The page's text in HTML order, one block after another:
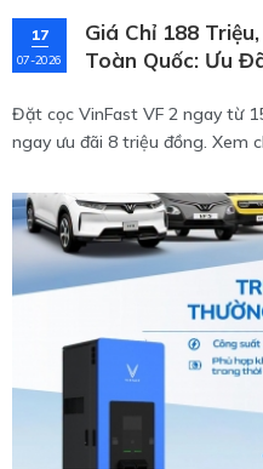
17
07-2026
Giá Chỉ 188
Toàn Quốc: Ưu
Đặt cọc VinFast VF 2 ngay từ
ngay ưu đãi 8 triệu đồng. Xem
mẫu xe điện mini đô thị này tại